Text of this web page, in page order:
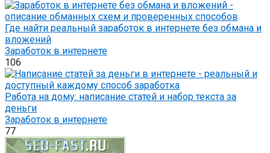
Где найти реальный заработок в интернете без обмана и
вложений
Заработок в интернете
106
Работа на дому: написание статей и набор текста за
деньги
Заработок в интернете
77